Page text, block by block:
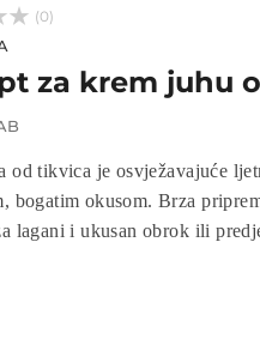
(0)
za krem juhu
od tikvica je osvježavajuće
bogatim okusom. Brza
lagani i ukusan obrok ili